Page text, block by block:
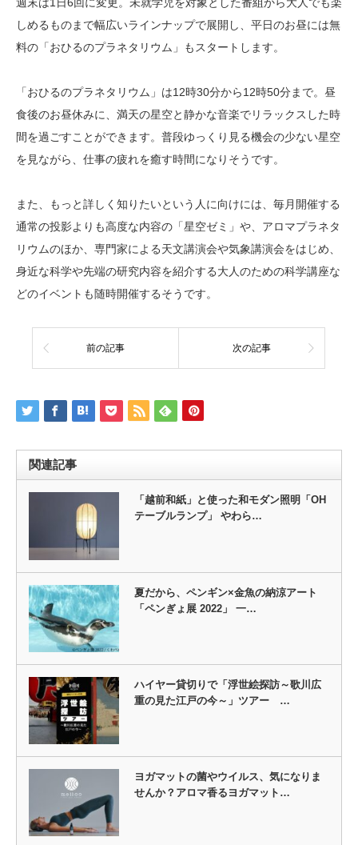
週末は1日6回に変更。未就学児を対象とした番組から大人でも楽
しめるものまで幅広いラインナップで展開し、平日のお昼には無
料の「おひるのプラネタリウム」もスタートします。
「おひるのプラネタリウム」は12時30分から12時50分まで。昼
食後のお昼休みに、満天の星空と静かな音楽でリラックスした時
間を過ごすことができます。普段ゆっくり見る機会の少ない星空
を見ながら、仕事の疲れを癒す時間になりそうです。
また、もっと詳しく知りたいという人に向けには、毎月開催する
通常の投影よりも高度な内容の「星空ゼミ」や、アロマプラネタ
リウムのほか、専門家による天文講演会や気象講演会をはじめ、
身近な科学や先端の研究内容を紹介する大人のための科学講座な
どのイベントも随時開催するそうです。
前の記事 次の記事
関連記事
「越前和紙」と使った和モダン照明「OH
テーブルランプ」 やわら…
夏だから、ペンギン×金魚の納涼アート
「ペンぎょ展 2022」 一…
ハイヤー貸切りで「浮世絵探訪～歌川広
重の見た江戸の今～」ツアー …
ヨガマットの菌やウイルス、気になりま
せんか？アロマ香るヨガマット…